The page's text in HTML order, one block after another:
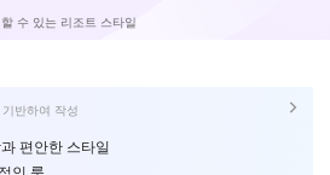
수 있는 리조트 스타일
기반하여 작성
편안한 스타일